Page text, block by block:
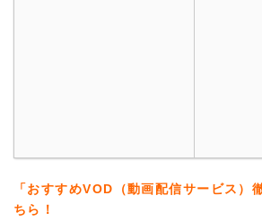
「おすすめVOD（動画配信サービス）
ちら！